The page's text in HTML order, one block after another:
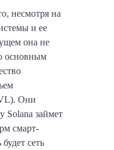
несмотря на
и ее
она не
основным
Они
Solana займет
смарт-
сеть